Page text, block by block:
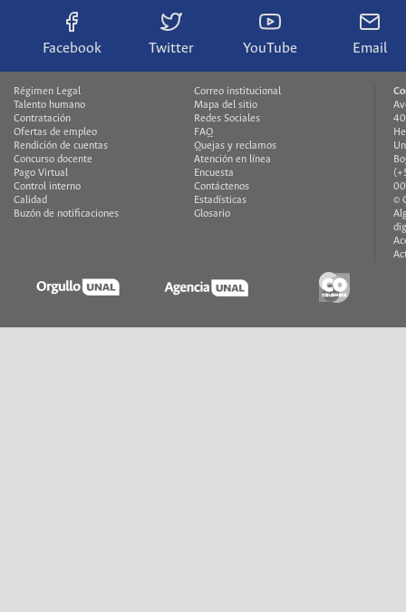
Facebook Twitter YouTube Email
Régimen Legal
Talento humano
Contratación
Ofertas de empleo
Rendición de cuentas
Concurso docente
Pago Virtual
Control interno
Calidad
Buzón de notificaciones
Correo institucional
Mapa del sitio
Redes Sociales
FAQ
Quejas y reclamos
Atención en línea
Encuesta
Contáctenos
Estadísticas
Glosario
©